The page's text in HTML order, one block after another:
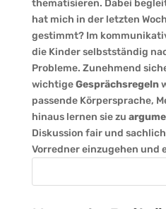
thematisieren. Dabei
hat mich in der letzten
gestimmt? Im
die Kinder selbstständig
Probleme. Zunehmend
wichtigeGesprächsregeln
passende Körpersprache,
hinaus lernen sie zu
Diskussion fair und
Vorredner einzugehen und